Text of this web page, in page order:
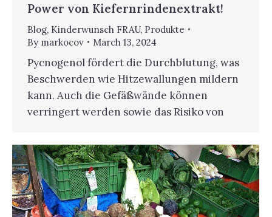
Power von Kiefernrindenextrakt!
Blog, Kinderwunsch FRAU, Produkte
By markocov March 13, 2024
Pycnogenol fördert die Durchblutung, was
Beschwerden wie Hitzewallungen mildern
kann. Auch die Gefäßwände können
verringert werden sowie das Risiko von